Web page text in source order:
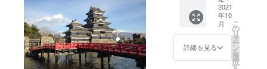
(ハンド
ルネー
ム可)を
お知ら
せ下さ
バッジ3
ターン
を郵送
にてお
送り致
しま
2021
年10
月
詳細を見る
こ
の
リ
タ
ー
ン
を
選
択
す